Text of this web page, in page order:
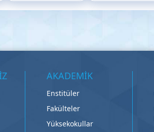
AKADEMİK
Enstitüler
Fakülteler
Yüksekokullar